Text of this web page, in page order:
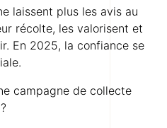
laissent plus les avis au
récolte, les valorisent et
En 2025, la confiance se
campagne de collecte